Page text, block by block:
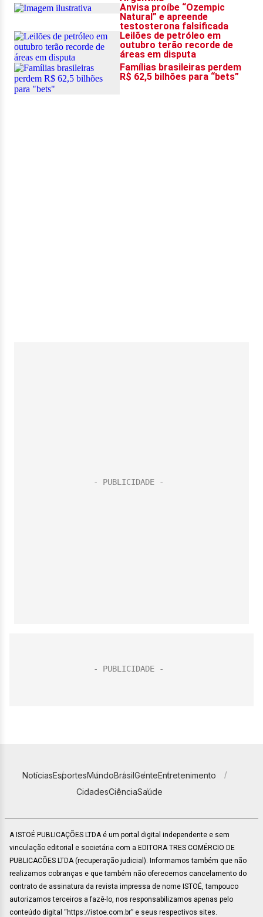
NotíciasEsportesMundoBrasilGenteEntretenimento
CidadesCiênciaSaúde
A ISTOÉ PUBLICAÇÕES LTDA é um portal digital independente e sem
vinculação editorial e societária com a EDITORA TRES COMÉRCIO DE
PUBLICACÕES LTDA (recuperação judicial). Informamos também que não
realizamos cobranças e que também não oferecemos cancelamento do
contrato de assinatura da revista impressa de nome ISTOÉ, tampouco
autorizamos terceiros a fazê-lo, nos responsabilizamos apenas pelo
conteúdo digital “https://istoe.com.br” e seus respectivos sites.